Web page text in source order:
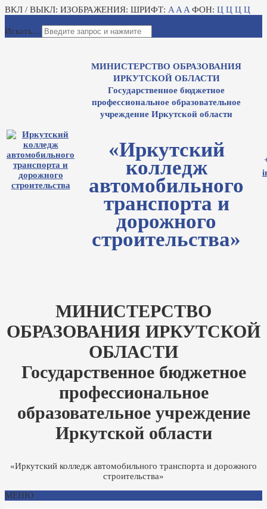
ВКЛ / ВЫКЛ: ИЗОБРАЖЕНИЯ: ШРИФТ: A A A ФОН: Ц Ц Ц Ц
Искать...
МИНИСТЕРСТВО ОБРАЗОВАНИЯ
ИРКУТСКОЙ ОБЛАСТИ
Государственное бюджетное
профессиональное образовательное
учреждение Иркутской области
«Иркутский
колледж
автомобильного
транспорта и
дорожного
строительства»
МИНИСТЕРСТВО
ОБРАЗОВАНИЯ ИРКУТСКОЙ
ОБЛАСТИ
Государственное бюджетное
профессиональное
образовательное учреждение
Иркутской области
«Иркутский колледж автомобильного транспорта и дорожного
строительства»
МЕНЮ